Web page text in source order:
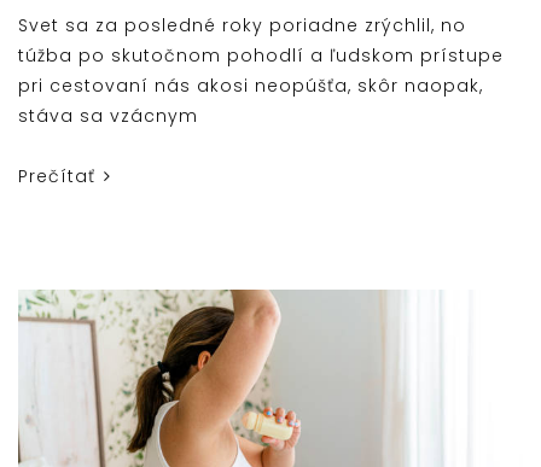
Svet sa za posledné roky poriadne zrýchlil, no
túžba po skutočnom pohodlí a ľudskom prístupe
pri cestovaní nás akosi neopúšťa, skôr naopak,
stáva sa vzácnym
Prečítať